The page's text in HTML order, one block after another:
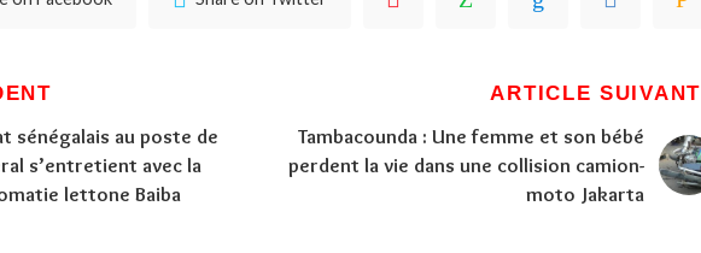
sénégalais au poste de
s’entretient avec la
lettone Baiba
ARTICLE SUIVANT
Tambacounda : Une femme et son bébé
perdent la vie dans une collision camion-
moto Jakarta